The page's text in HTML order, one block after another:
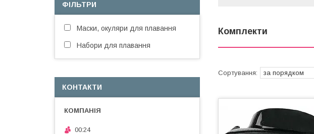
Комплекти
ФІЛЬТРИ
Маски, окуляри для плавання
Набори для плавання
КОНТАКТИ
00:24